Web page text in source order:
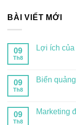
BÀI VIẾT MỚI
09
Th8
Lợi ích
09
Th8
Biển
09
Th8
Marketing